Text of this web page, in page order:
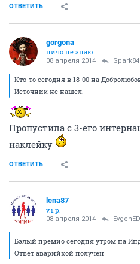
ОТВЕТИТЬ
gorgona
ничо не знаю
08 апреля 2014 Spark84
Кто-то сегодня в 18-00 на
Источник не нашел.
Пропустила с 3-его
наклейку
ОТВЕТИТЬ
lena87
v.i.p.
08 апреля 2014 EvgenED
Бэлый премио сегодня утром на
Ответ аварийкой получен